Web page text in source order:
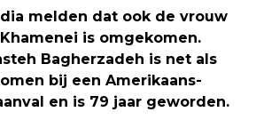
melden dat ook de vrouw
is omgekomen.
Bagherzadeh is net als
bij een Amerikaans-
en is 79 jaar geworden.